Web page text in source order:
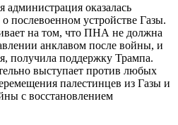
администрация оказалась
послевоенном устройстве Газы.
на том, что ПНА не должна
анклавом после войны, и
получила поддержку Трампа.
выступает против любых
палестинцев из Газы и
с восстановлением